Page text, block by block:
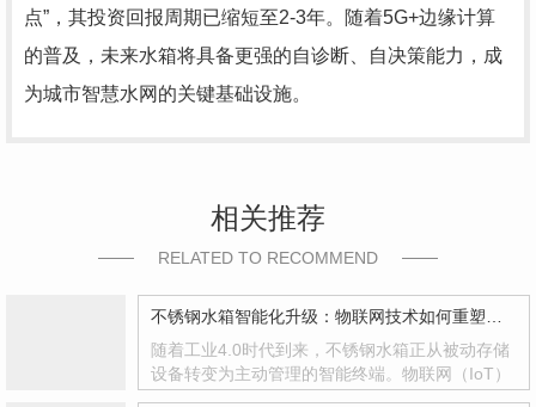
点”，其投资回报周期已缩短至2-3年。随着5G+边缘计算
的普及，未来水箱将具备更强的自诊断、自决策能力，成
为城市智慧水网的关键基础设施。
相关推荐
RELATED TO RECOMMEND
随着工业4.0时代到来，不锈钢水箱正从被动存储
设备转变为主动管理的智能终端。物联网（IoT）